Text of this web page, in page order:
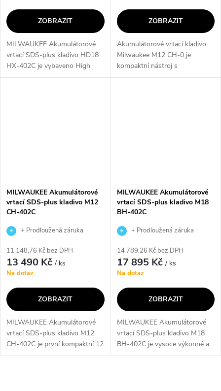
ZOBRAZIT
MILWAUKEE Akumulátorové
vrtací SDS-plus kladivo HD18
HX-402C je vybaveno High
Power Motorem, který
ZOBRAZIT
Akumulátorové vrtací kladivo
Milwaukee M12 CH-0 je
kompaktní nástroj s
bezuhlíkovým motorem
MILWAUKEE Akumulátorové
vrtací SDS-plus kladivo M12
CH-402C
+ Prodloužená záruka
11 148,76 Kč bez DPH
13 490 Kč/ ks
Na dotaz
ZOBRAZIT
MILWAUKEE Akumulátorové
vrtací SDS-plus kladivo M12
CH-402C je první kompaktní 12
V kladivo s motorem bez
MILWAUKEE Akumulátorové
vrtací SDS-plus kladivo M18
BH-402C
+ Prodloužená záruka
14 789,26 Kč bez DPH
17 895 Kč/ ks
Na dotaz
ZOBRAZIT
MILWAUKEE Akumulátorové
vrtací SDS-plus kladivo M18
BH-402C je vysoce výkonné a
všestranné nářadí, které nabízí